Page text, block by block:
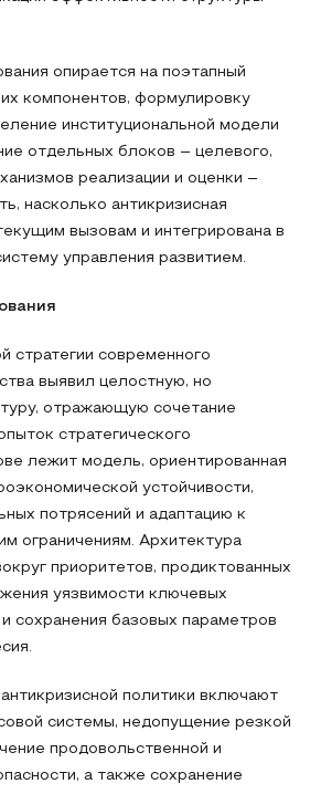
опирается на поэтапный
компонентов, формулировку
институциональной модели
отдельных блоков – целевого,
реализации и оценки –
насколько антикризисная
вызовам и интегрирована в
управления развитием.
стратегии современного
выявил целостную, но
отражающую сочетание
стратегического
лежит модель, ориентированная
устойчивости,
потрясений и адаптацию к
ограничениям. Архитектура
приоритетов, продиктованных
уязвимости ключевых
сохранения базовых параметров
политики включают
системы, недопущение резкой
продовольственной и
а также сохранение